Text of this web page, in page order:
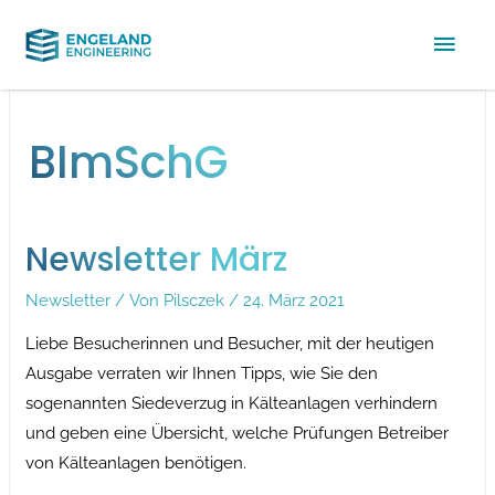
BImSchG
Newsletter März
Newsletter / Von Pilsczek / 24. März 2021
Liebe Besucherinnen und Besucher, mit der heutigen
Ausgabe verraten wir Ihnen Tipps, wie Sie den
sogenannten Siedeverzug in Kälteanlagen verhindern
und geben eine Übersicht, welche Prüfungen Betreiber
von Kälteanlagen benötigen.